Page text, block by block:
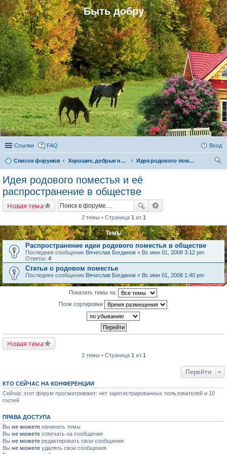
Быть добру
Ссылки FAQ Вход
Список форумов Хорошие, добрые новости и их распространение в обществе
Идея родового поместья и её распространение в обществе
Идея родового поместья и её
распространение в обществе
Новая тема
2 темы • Страница 1 из 1
Темы
Распространение идеи родового поместья в обществе
Последнее сообщение Вячеслав Богданов « Вс июн 01, 2008 3:12 pm
Ответы: 4
Статьи о родовом поместье
Последнее сообщение Вячеслав Богданов « Вс июн 01, 2008 1:40 pm
Показать темы за:
Поле сортировки
Новая тема
2 темы • Страница 1 из 1
Перейти
КТО СЕЙЧАС НА КОНФЕРЕНЦИИ
Сейчас этот форум просматривают: нет зарегистрированных пользователей и 10
гостей
ПРАВА ДОСТУПА
Вы не можете начинать темы
Вы не можете отвечать на сообщения
Вы не можете редактировать свои сообщения
Вы не можете удалять свои сообщения